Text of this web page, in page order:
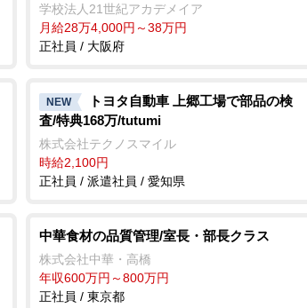
学校法人21世紀アカデメイア
月給28万4,000円～38万円
正社員 / 大阪府
NEW
トヨタ自動車 上郷工場で部品の検
査/特典168万/tutumi
株式会社テクノスマイル
時給2,100円
正社員 / 派遣社員 / 愛知県
中華食材の品質管理/室長・部長クラス
株式会社中華・高橋
年収600万円～800万円
正社員 / 東京都